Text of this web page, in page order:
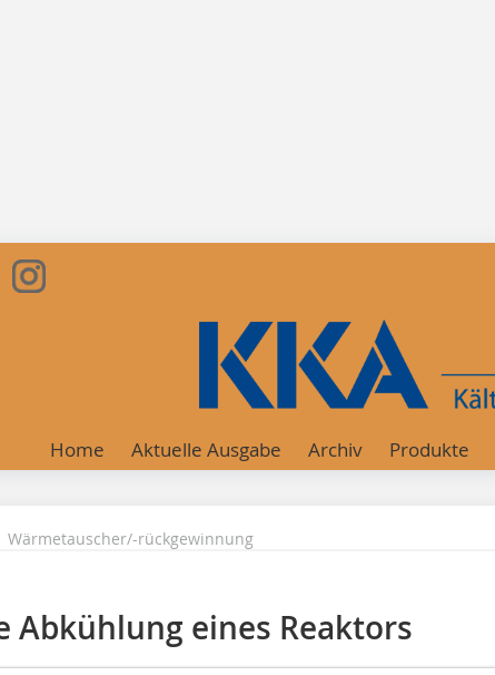
Home Aktuelle Ausgabe Archiv Produkte
Wärmetauscher/-rückgewinnung
Abkühlung eines Reaktors